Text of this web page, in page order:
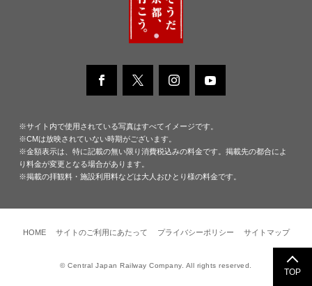
TOP
※サイト内で使用されている写真はすべてイメージです。
※CMは放映されていない時期がございます。
※金額表示は、特に記載の無い限り消費税込みの料金です。掲載先の都合によ
り料金が変更となる場合があります。
※掲載の拝観料・施設利用料などは大人おひとり様の料金です。
HOME サイトのご利用にあたって プライバシーポリシー サイトマップ
© Central Japan Railway Company. All rights reserved.